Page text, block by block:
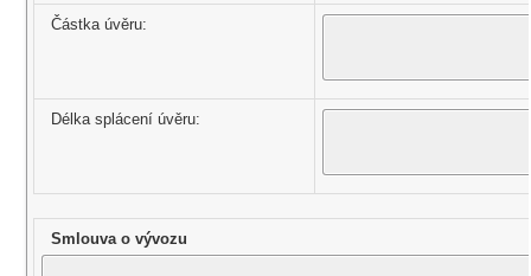
Částka úvěru:
Délka splácení úvěru:
Smlouva o vývozu